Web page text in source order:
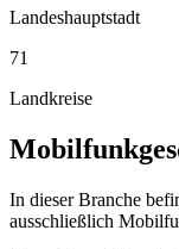
Landeshauptstadt
71
Landkreise
In dieser Branche
ausschließlich